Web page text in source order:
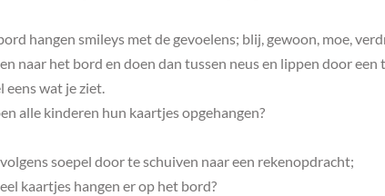
hangen smileys met de gevoelens; blij, gewoon, moe,
naar het bord en doen dan tussen neus en lippen door een
eens wat je ziet.
alle kinderen hun kaartjes opgehangen?
soepel door te schuiven naar een rekenopdracht;
kaartjes hangen er op het bord?